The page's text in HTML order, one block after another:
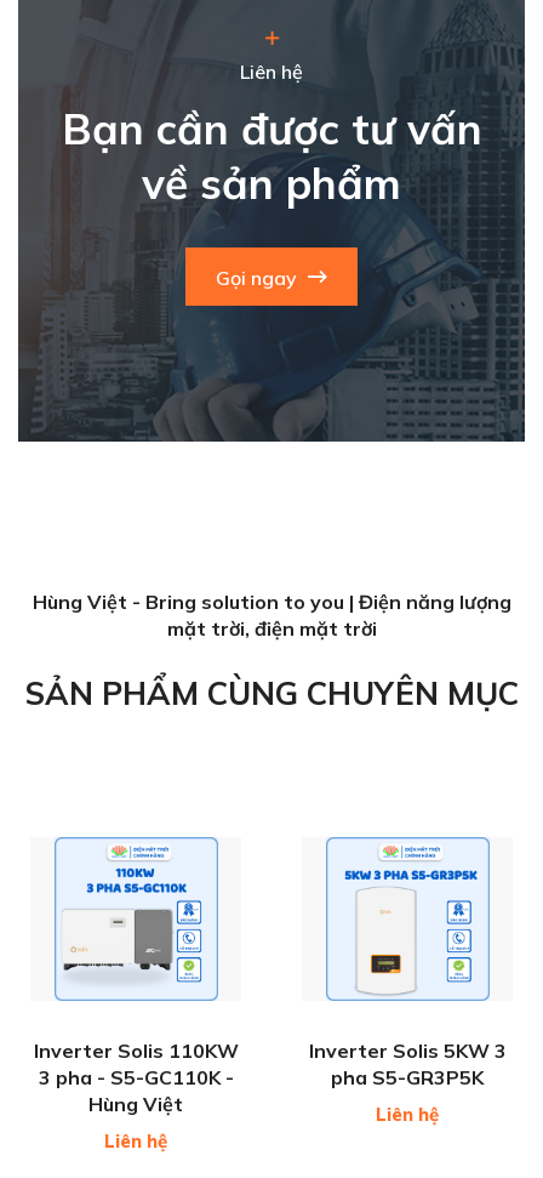
Liên hệ
Bạn cần được tư vấn
về sản phẩm
Gọi ngay
Hùng Việt - Bring solution to you | Điện năng lượng
mặt trời, điện mặt trời
SẢN PHẨM CÙNG CHUYÊN MỤC
Inverter Solis 110KW
3 pha - S5-GC110K -
Hùng Việt
Liên hệ
Inverter Solis 5KW 3
pha S5-GR3P5K
Liên hệ